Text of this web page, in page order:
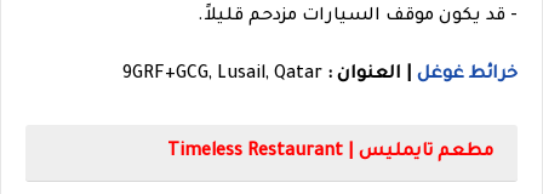
- قد يكون موقف السيارات مزدحم قليلاً.
خرائط غوغل | العنوان : 9GRF+GCG, Lusail, Qatar
مطعم تايمليس | Timeless Restaurant